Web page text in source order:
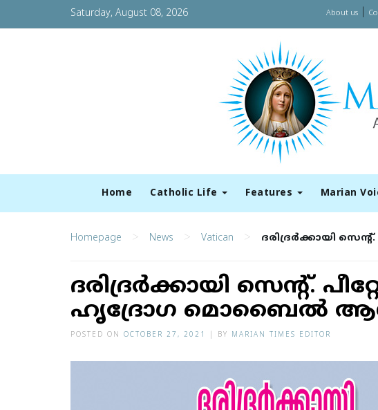
Saturday, August 08, 2026 About us|
Home Catholic Life Features Marian
Homepage > News > Vatican > ദരിദ്രര്‍ക്കായി
ദരിദ്രര്‍ക്കായി സെന്റ്.
ഹൃദ്രോഗ മൊബൈല്‍
POSTED ON OCTOBER 27, 2021 BY MARIAN TIMES EDITOR